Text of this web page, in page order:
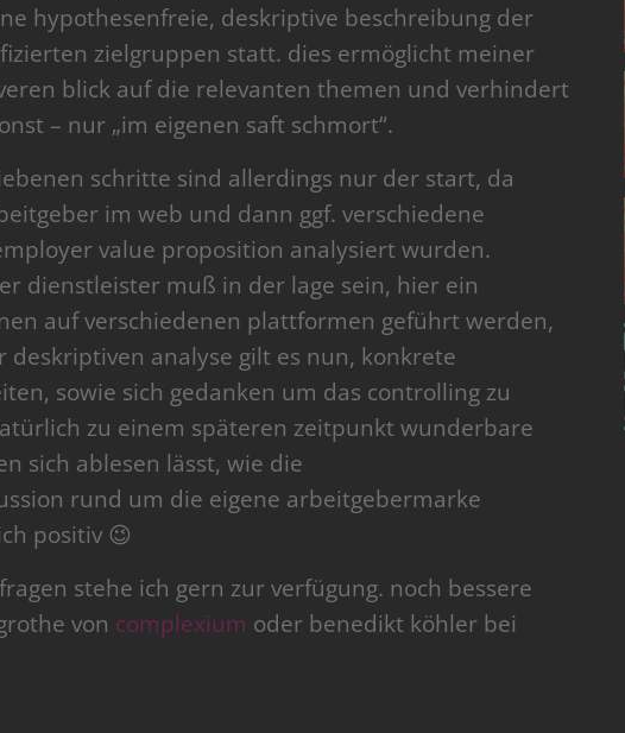
hypothesenfreie, deskriptive beschreibung der
zielgruppen statt. dies ermöglicht meiner
blick auf die relevanten themen und verhindert
– nur „im eigenen saft schmort“.
schritte sind allerdings nur der start, da
im web und dann ggf. verschiedene
value proposition analysiert wurden.
dienstleister muß in der lage sein, hier ein
auf verschiedenen plattformen geführt werden,
deskriptiven analyse gilt es nun, konkrete
sowie sich gedanken um das controlling zu
zu einem späteren zeitpunkt wunderbare
sich ablesen lässt, wie die
rund um die eigene arbeitgebermarke
positiv 😉
stehe ich gern zur verfügung. noch bessere
von complexium oder benedikt köhler bei